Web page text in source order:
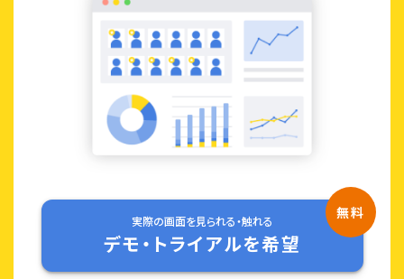
実際の画面を見られる・触れる
デモ・トライアルを希望